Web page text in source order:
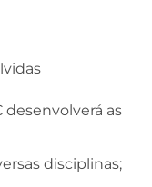
desenvolverá as
disciplinas;